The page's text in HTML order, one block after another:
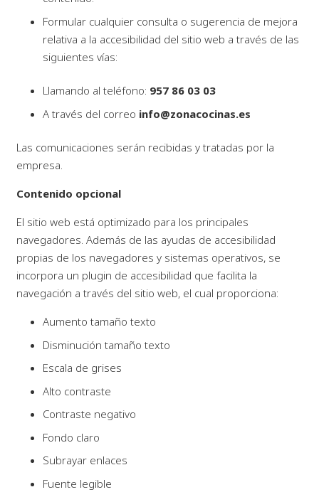
Formular cualquier consulta o sugerencia de mejora
relativa a la accesibilidad del sitio web a través de las
siguientes vías:
Llamando al teléfono: 957 86 03 03
A través del correo info@zonacocinas.es
Las comunicaciones serán recibidas y tratadas por la
empresa.
Contenido opcional
El sitio web está optimizado para los principales
navegadores. Además de las ayudas de accesibilidad
propias de los navegadores y sistemas operativos, se
incorpora un plugin de accesibilidad que facilita la
navegación a través del sitio web, el cual proporciona:
Aumento tamaño texto
Disminución tamaño texto
Escala de grises
Alto contraste
Contraste negativo
Fondo claro
Subrayar enlaces
Fuente legible